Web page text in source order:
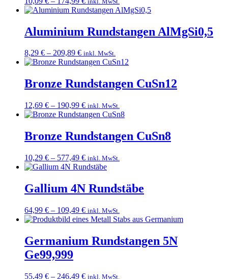
10,09 €
174,99 €
Aluminium Rundstangen AlMgSi0,5
8,29 € – 209,89 €Preisspanne:
8,29 €
209,89 €
inkl. MwSt.
Bronze Rundstangen CuSn12
12,69 € – 190,99 €Preisspanne:
12,69 €
190,99 €
inkl. MwSt.
Bronze Rundstangen CuSn8
10,29 € – 577,49 €Preisspanne:
10,29 €
577,49 €
inkl. MwSt.
Gallium 4N Rundstäbe
64,99 € – 109,49 €Preisspanne:
64,99 €
109,49 €
inkl. MwSt.
Germanium Rundstangen 5N
Ge99,999
55,49 € – 246,49 €Preisspanne:
inkl. MwSt.